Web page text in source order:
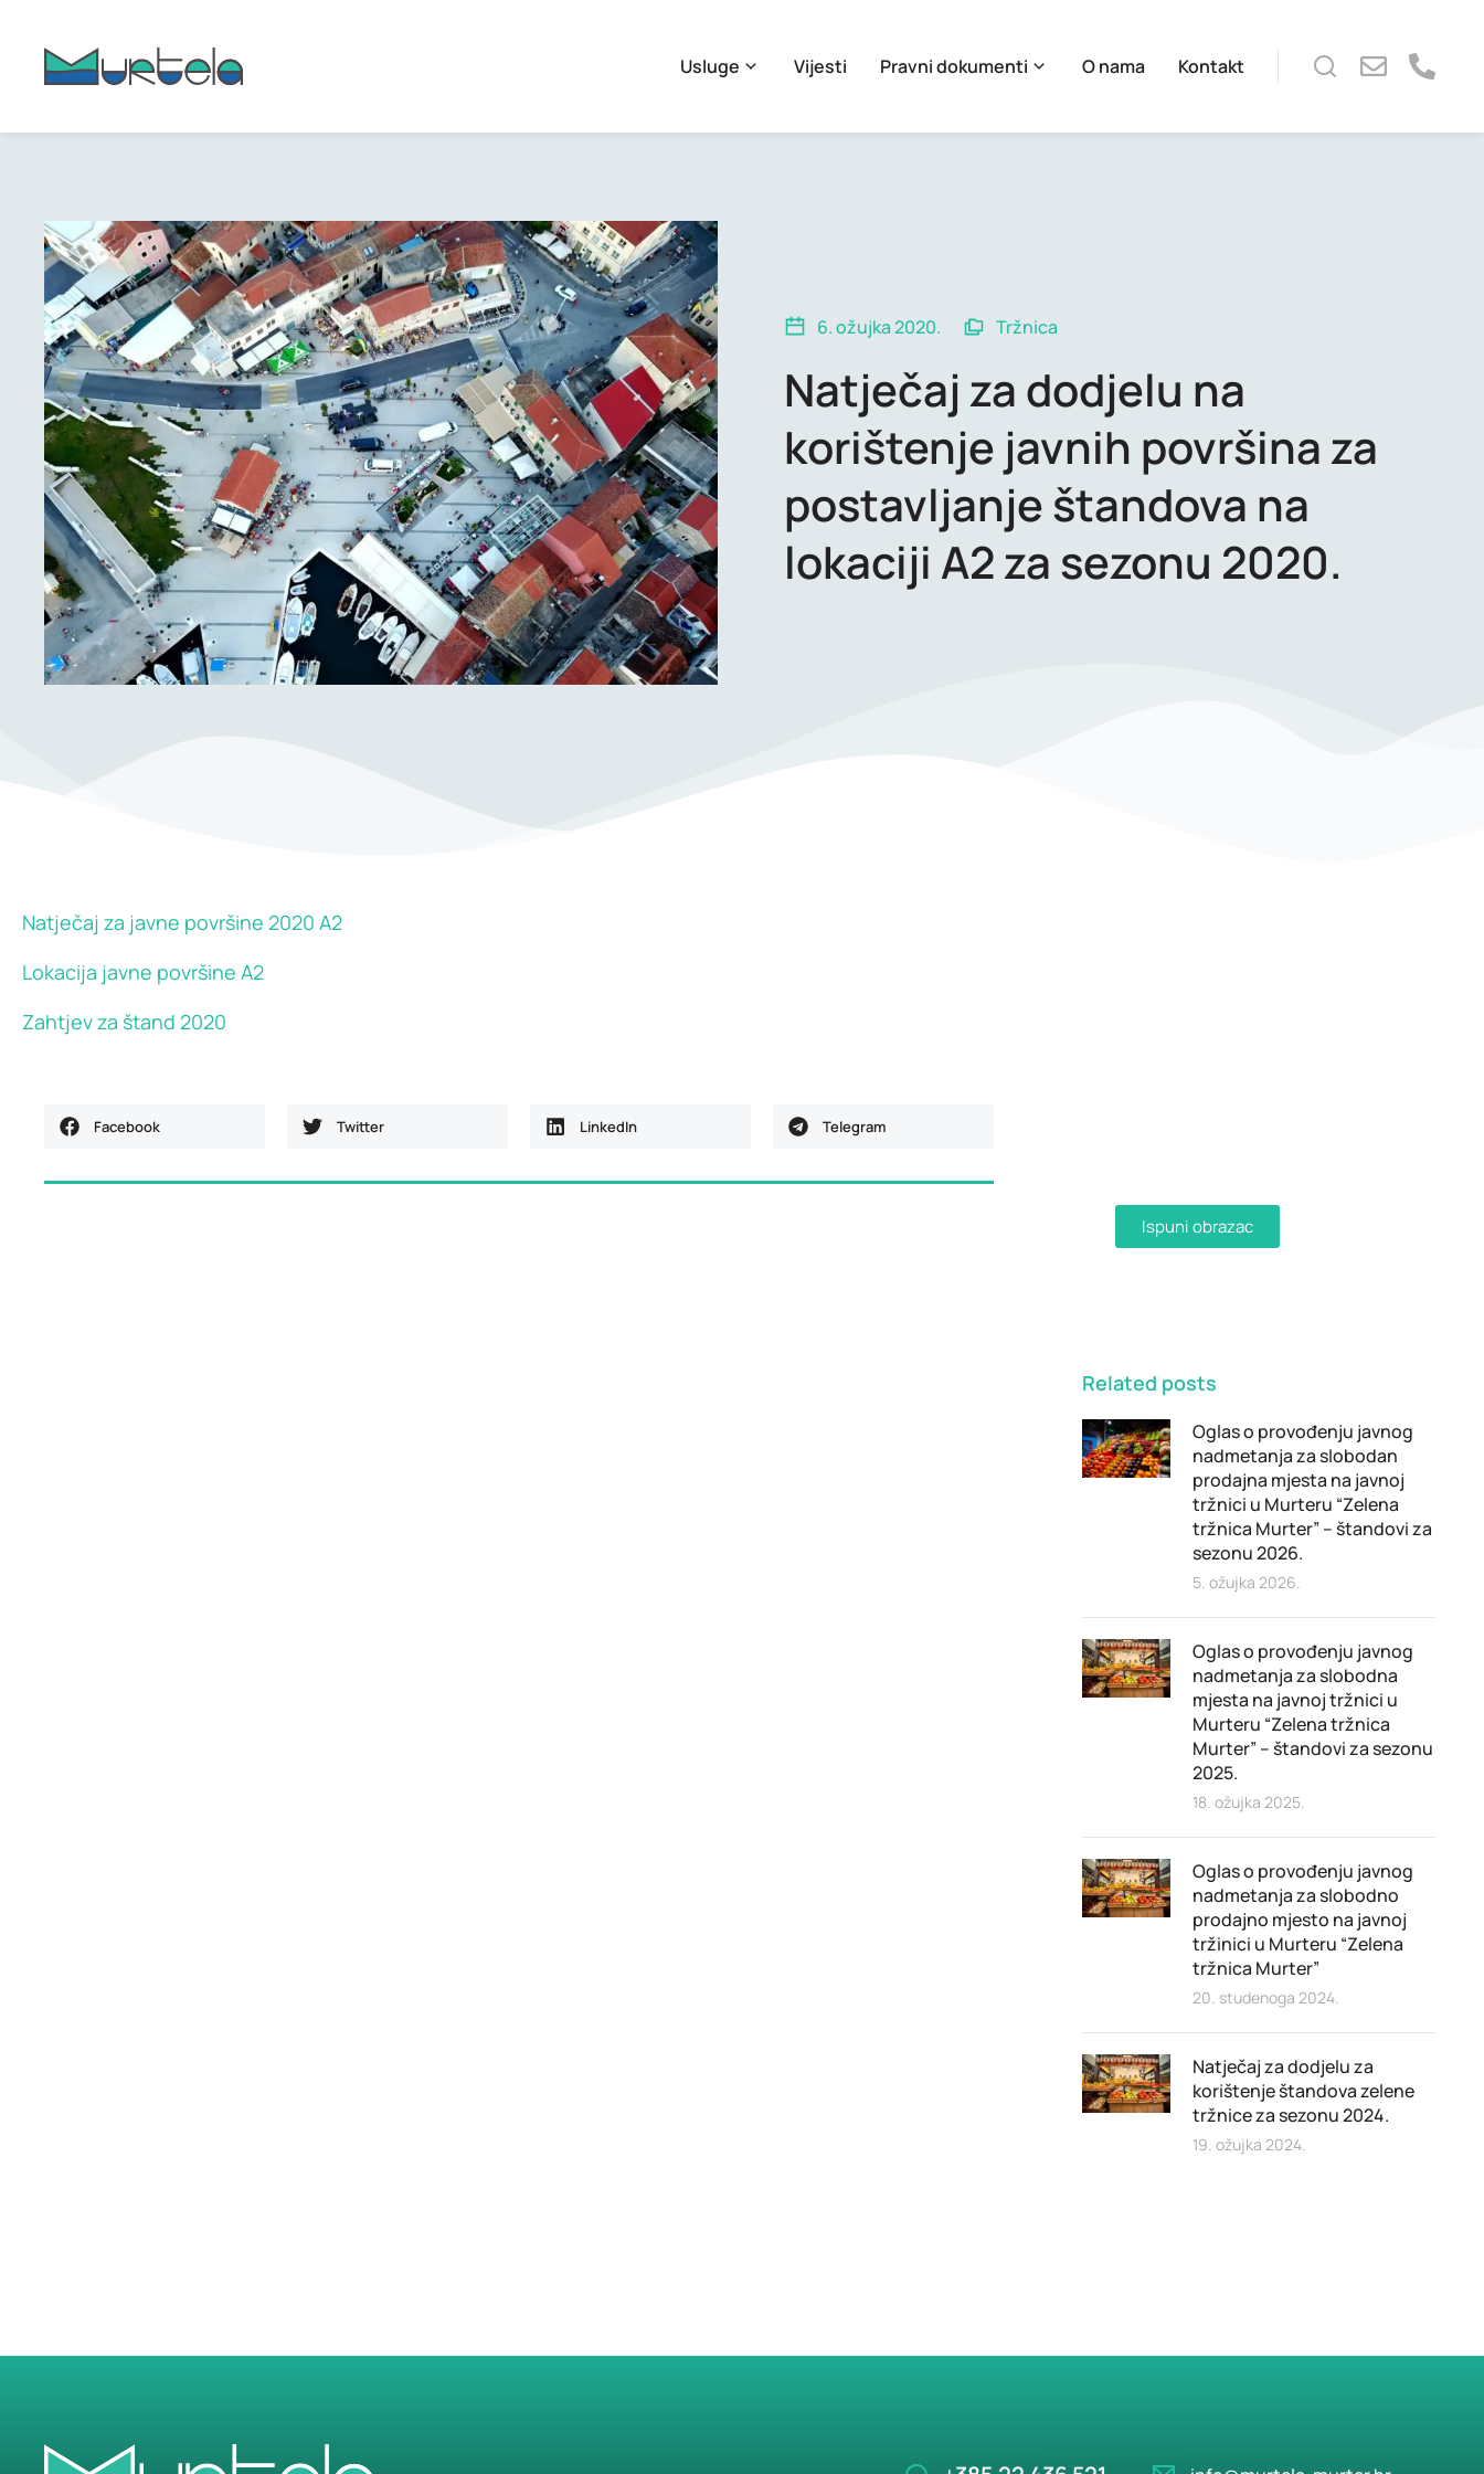
Usluge Vijesti Pravni dokumenti O nama Kontakt
6. ožujka 2020. Tržnica
Natječaj za dodjelu na
korištenje javnih površina za
postavljanje štandova na
lokaciji A2 za sezonu 2020.
Natječaj za javne površine 2020 A2
Lokacija javne površine A2
Zahtjev za štand 2020
Facebook Twitter LinkedIn Telegram
Ispuni obrazac
Related posts
Oglas o provođenju javnog
nadmetanja za slobodan
prodajna mjesta na javnoj
tržnici u Murteru “Zelena
tržnica Murter” – štandovi za
sezonu 2026.
5. ožujka 2026.
Oglas o provođenju javnog
nadmetanja za slobodna
mjesta na javnoj tržnici u
Murteru “Zelena tržnica
Murter” – štandovi za sezonu
2025.
18. ožujka 2025.
Oglas o provođenju javnog
nadmetanja za slobodno
prodajno mjesto na javnoj
tržinici u Murteru “Zelena
tržnica Murter”
20. studenoga 2024.
Natječaj za dodjelu za
korištenje štandova zelene
tržnice za sezonu 2024.
19. ožujka 2024.